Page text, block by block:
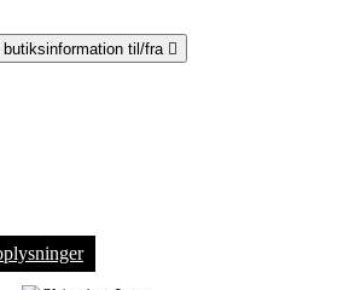
butiksinformation til/fra 